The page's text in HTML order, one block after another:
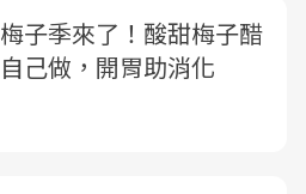
梅子季來了！酸甜梅子醋
自己做，開胃助消化